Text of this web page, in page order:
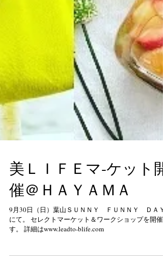
美ＬＩＦＥマ-ケット開